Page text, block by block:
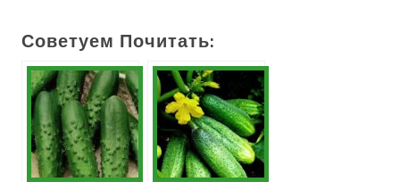
Советуем Почитать: